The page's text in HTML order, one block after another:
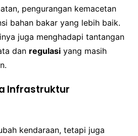
pengurangan kemacetan
bahan bakar yang lebih baik.
juga menghadapi tantangan
dan regulasi yang masih
Infrastruktur
kendaraan, tetapi juga